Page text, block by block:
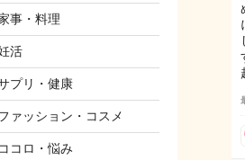
事・料理
活
プリ・健康
ァッション・コスメ
ココロ・悩み